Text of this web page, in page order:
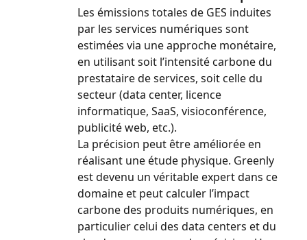
Les émissions totales de GES induites
par les services numériques sont
estimées via une approche monétaire,
en utilisant soit l’intensité carbone du
prestataire de services, soit celle du
secteur (data center, licence
informatique, SaaS, visioconférence,
publicité web, etc.).
La précision peut être améliorée en
réalisant une étude physique. Greenly
est devenu un véritable expert dans ce
domaine et peut calculer l’impact
carbone des produits numériques, en
particulier celui des data centers et du